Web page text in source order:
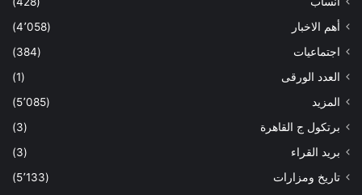
أهم الاخبار
(4٬058)
اجتماعيات
(384)
العدد الورقى
(1)
المزيد
(5٬085)
برتكول ج القاهرة
(3)
بريد القراء
(3)
تاريخ ومزارات
(5٬133)